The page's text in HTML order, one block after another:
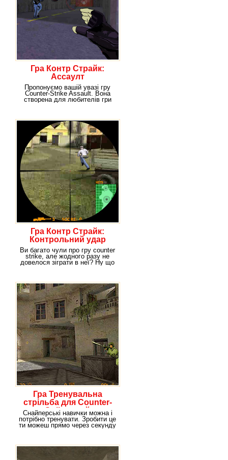
Гра Контр Страйк:
Ассаулт
Пропонуємо вашій увазі гру
Counter-Strike Assault. Вона
створена для любителів гри
Гра Контр Страйк:
Контрольний удар
Ви багато чули про гру counter
strike, але жодного разу не
довелося зіграти в неї? Ну що
Гра Тренувальна
стрільба для Counter-
Strike: грай
безкоштовно онлайн!!
Снайперські навички можна і
потрібно тренувати. Зробити це
ти можеш прямо через секунду